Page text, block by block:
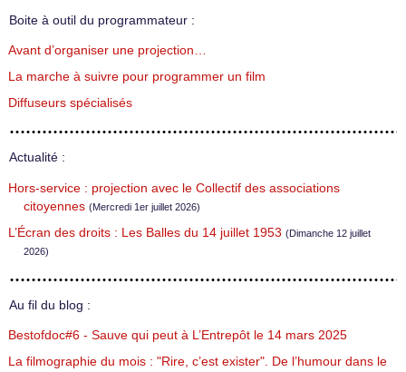
Boite à outil du programmateur :
Avant d’organiser une projection…
La marche à suivre pour programmer un film
Diffuseurs spécialisés
Actualité :
Hors-service : projection avec le Collectif des associations
citoyennes (Mercredi 1er juillet 2026)
L’Écran des droits : Les Balles du 14 juillet 1953 (Dimanche 12 juillet
2026)
Au fil du blog :
Bestofdoc#6 - Sauve qui peut à L’Entrepôt le 14 mars 2025
La filmographie du mois : "Rire, c’est exister". De l’humour dans le